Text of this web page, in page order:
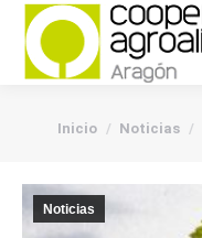
You are here:
Inicio Noticias
Noticias